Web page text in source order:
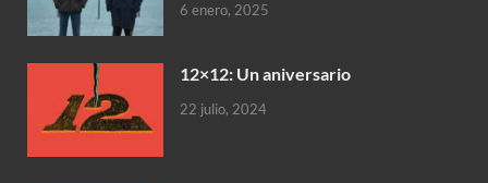
6 enero, 2025
12×12: Un aniversario
22 julio, 2024